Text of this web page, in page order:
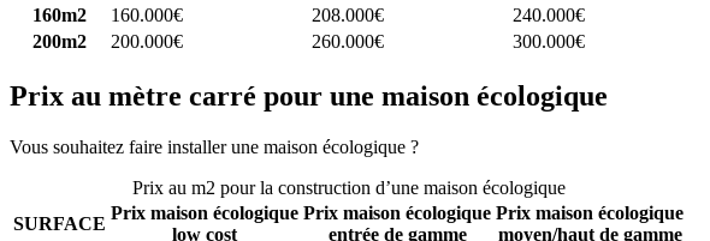
160m2
160.000€ 208.000€
240.000€
200m2
200.000€ 260.000€ 300.000€
Prix au mètre carré pour une maison écologique
Vous souhaitez faire installer une maison écologique ?
Prix au m2 pour la construction d’une maison écologique
SURFACE
Prix maison écologique
low cost
Prix maison écologique
entrée de gamme
Prix maison écologique
moyen/haut de gamme